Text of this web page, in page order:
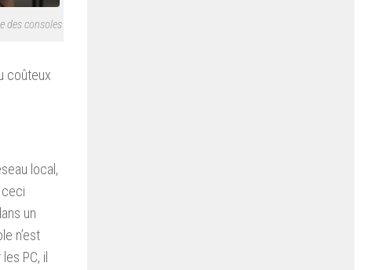
des consoles
coûteux
local,
un
n’est
PC, il